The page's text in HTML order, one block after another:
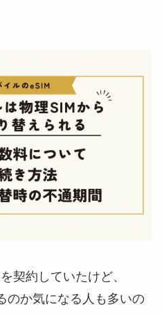
契約していたけど、
のか気になる人も多いの